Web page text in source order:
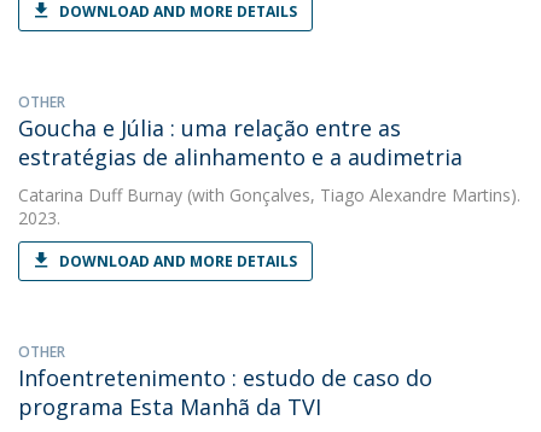
DOWNLOAD AND MORE DETAILS
OTHER
Goucha e Júlia : uma relação entre as
estratégias de alinhamento e a audimetria
Catarina Duff Burnay (with Gonçalves, Tiago Alexandre Martins).
2023.
DOWNLOAD AND MORE DETAILS
OTHER
Infoentretenimento : estudo de caso do
programa Esta Manhã da TVI